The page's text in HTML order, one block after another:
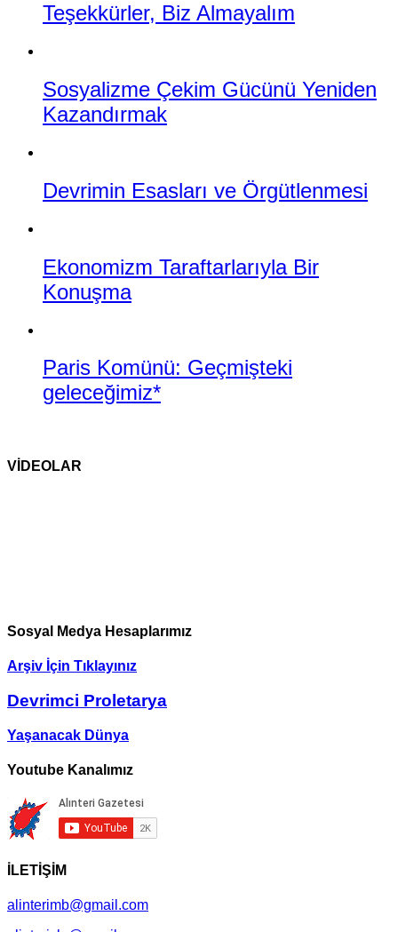
Teşekkürler, Biz Almayalım
Sosyalizme Çekim Gücünü Yeniden
Kazandırmak
Devrimin Esasları ve Örgütlenmesi
Ekonomizm Taraftarlarıyla Bir
Konuşma
Paris Komünü: Geçmişteki
geleceğimiz*
VİDEOLAR
Sosyal Medya Hesaplarımız
Arşiv İçin Tıklayınız
Devrimci Proletarya
Yaşanacak Dünya
Youtube Kanalımız
İLETİŞİM
alinterimb@gmail.com